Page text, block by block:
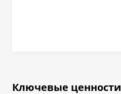
Ключевые ценности